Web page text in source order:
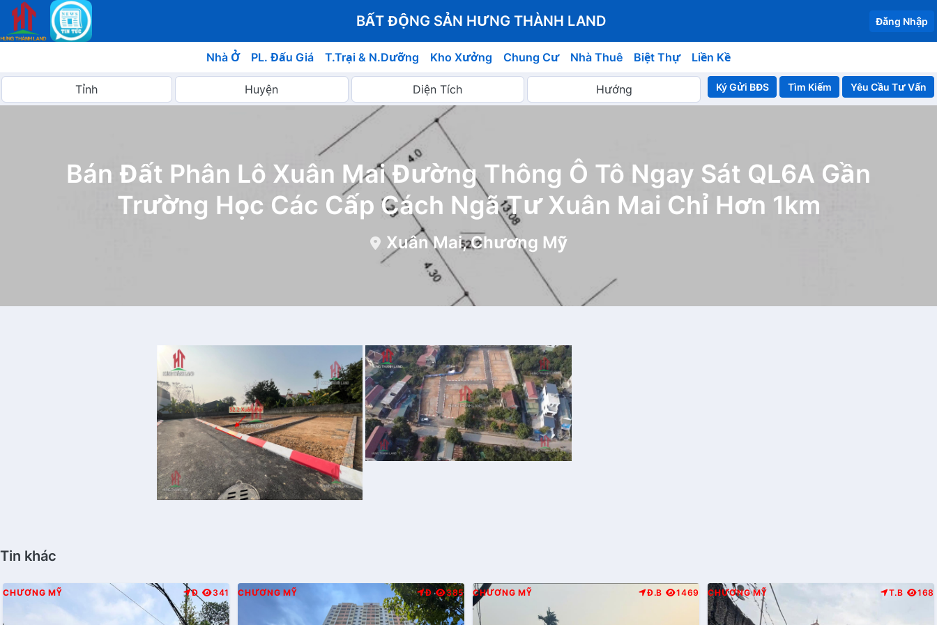
BẤT ĐỘNG SẢN HƯNG THÀNH LAND Đăng Nhập
Nhà Ở PL. Đấu Giá T.Trại & N.Dưỡng Kho Xưởng Chung Cư Nhà Thuê Biệt Thự Liền Kề
Ký Gửi BĐS Yêu Cầu Tư Vấn
Bán Đất Phân Lô Xuân Mai Đường Thông Ô Tô Ngay Sát QL6A Gần
Trường Học Các Cấp Cách Ngã Tư Xuân Mai Chỉ Hơn 1km
Xuân Mai, Chương Mỹ
Tin khác
CHƯƠNG MỸ Đ 341 CHƯƠNG MỸ Đ 385 CHƯƠNG MỸ Đ.B 1469 CHƯƠNG MỸ T.B 168